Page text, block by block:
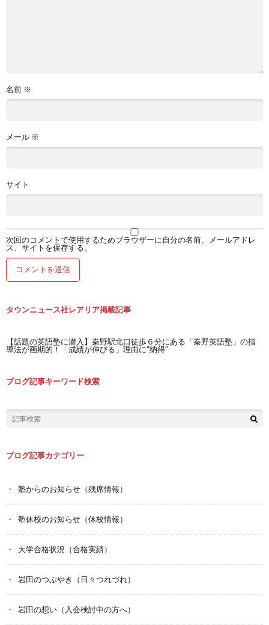
名前 ※
メール ※
サイト
次回のコメントで使用するためブラウザーに自分の名前、メールアドレ
ス、サイトを保存する。
タウンニュース社レアリア掲載記事
【話題の英語塾に潜入】秦野駅北口徒歩６分にある「秦野英語塾」の指
導法が画期的！「成績が伸びる」理由に“納得”
ブログ記事キーワード検索
ブログ記事カテゴリー
塾からのお知らせ（残席情報）
塾休校のお知らせ（休校情報）
大学合格状況（合格実績）
岩田のつぶやき（日々つれづれ）
岩田の想い（入会検討中の方へ）